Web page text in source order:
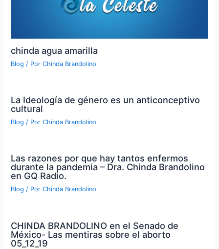
chinda agua amarilla
Blog / PorChinda Brandolino
La Ideología de género es un anticonceptivo
cultural
Blog / PorChinda Brandolino
Las razones por que hay tantos enfermos
durante la pandemia – Dra. Chinda Brandolino
en GQ Radio.
Blog / PorChinda Brandolino
CHINDA BRANDOLINO en el Senado de
México- Las mentiras sobre el aborto
05_12_19